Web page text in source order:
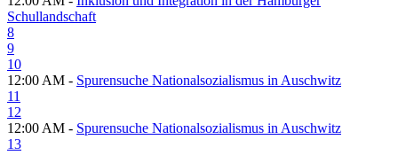
Schullandschaft
8
9
10
12:00 AM - Spurensuche Nationalsozialismus in Auschwitz
11
12
12:00 AM - Spurensuche Nationalsozialismus in Auschwitz
13